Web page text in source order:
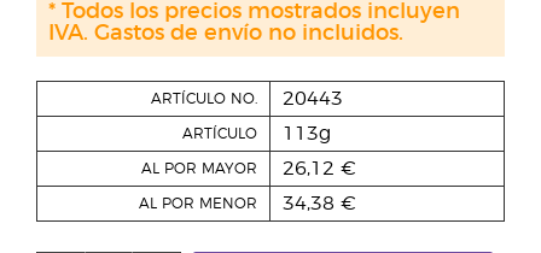
ARTÍCULO NO. 20443
ARTÍCULO 113g
AL POR MAYOR 26,12 €
AL POR MENOR 34,38 €
* Todos los precios mostrados incluyen
IVA. Gastos de envío no incluidos.